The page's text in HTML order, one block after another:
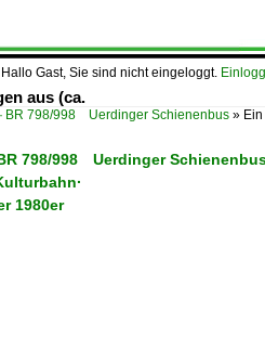
Hallo Gast, Sie sind nicht eingeloggt.
aus (ca.
· BR 798/998 Uerdinger Schienenbus »
798/998 Uerdinger
1980er